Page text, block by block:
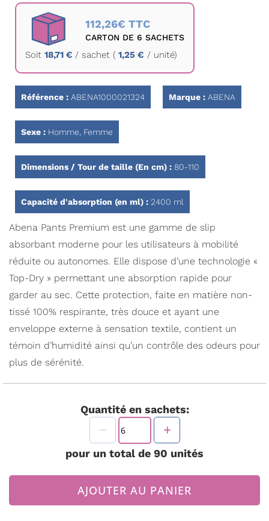
Passer
Galerie
112,26€ TTC
CARTON DE 6 SACHETS
Soit 18,71 € / sachet ( 1,25 € / unité)
Référence : ABENA1000021324 Marque : ABENA
Sexe : Homme, Femme
Dimensions / Tour de taille (En cm) : 80-110
Capacité d'absorption (en ml) : 2400 ml
Abena Pants Premium est une gamme de slip
absorbant moderne pour les utilisateurs à mobilité
réduite ou autonomes. Elle dispose d’une technologie «
Top-Dry » permettant une absorption rapide pour
garder au sec. Cette protection, faite en matière non-
tissé 100% respirante, très douce et ayant une
enveloppe externe à sensation textile, contient un
témoin d’humidité ainsi qu’un contrôle des odeurs pour
plus de sérénité.
Quantité en sachets:
pour un total de 90 unités
AJOUTER AU PANIER